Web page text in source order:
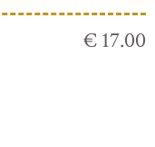
€ 17.00